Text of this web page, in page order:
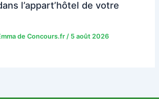
l’appart’hôtel de votre
de Concours.fr/ 5 août 2026